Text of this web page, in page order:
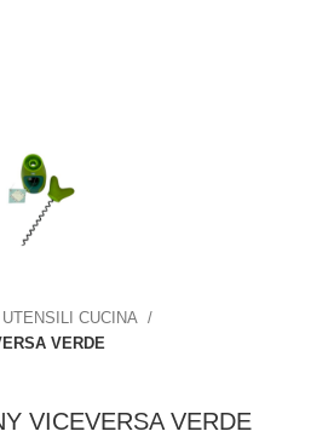
CUCINA
VERDE
VICEVERSA VERDE